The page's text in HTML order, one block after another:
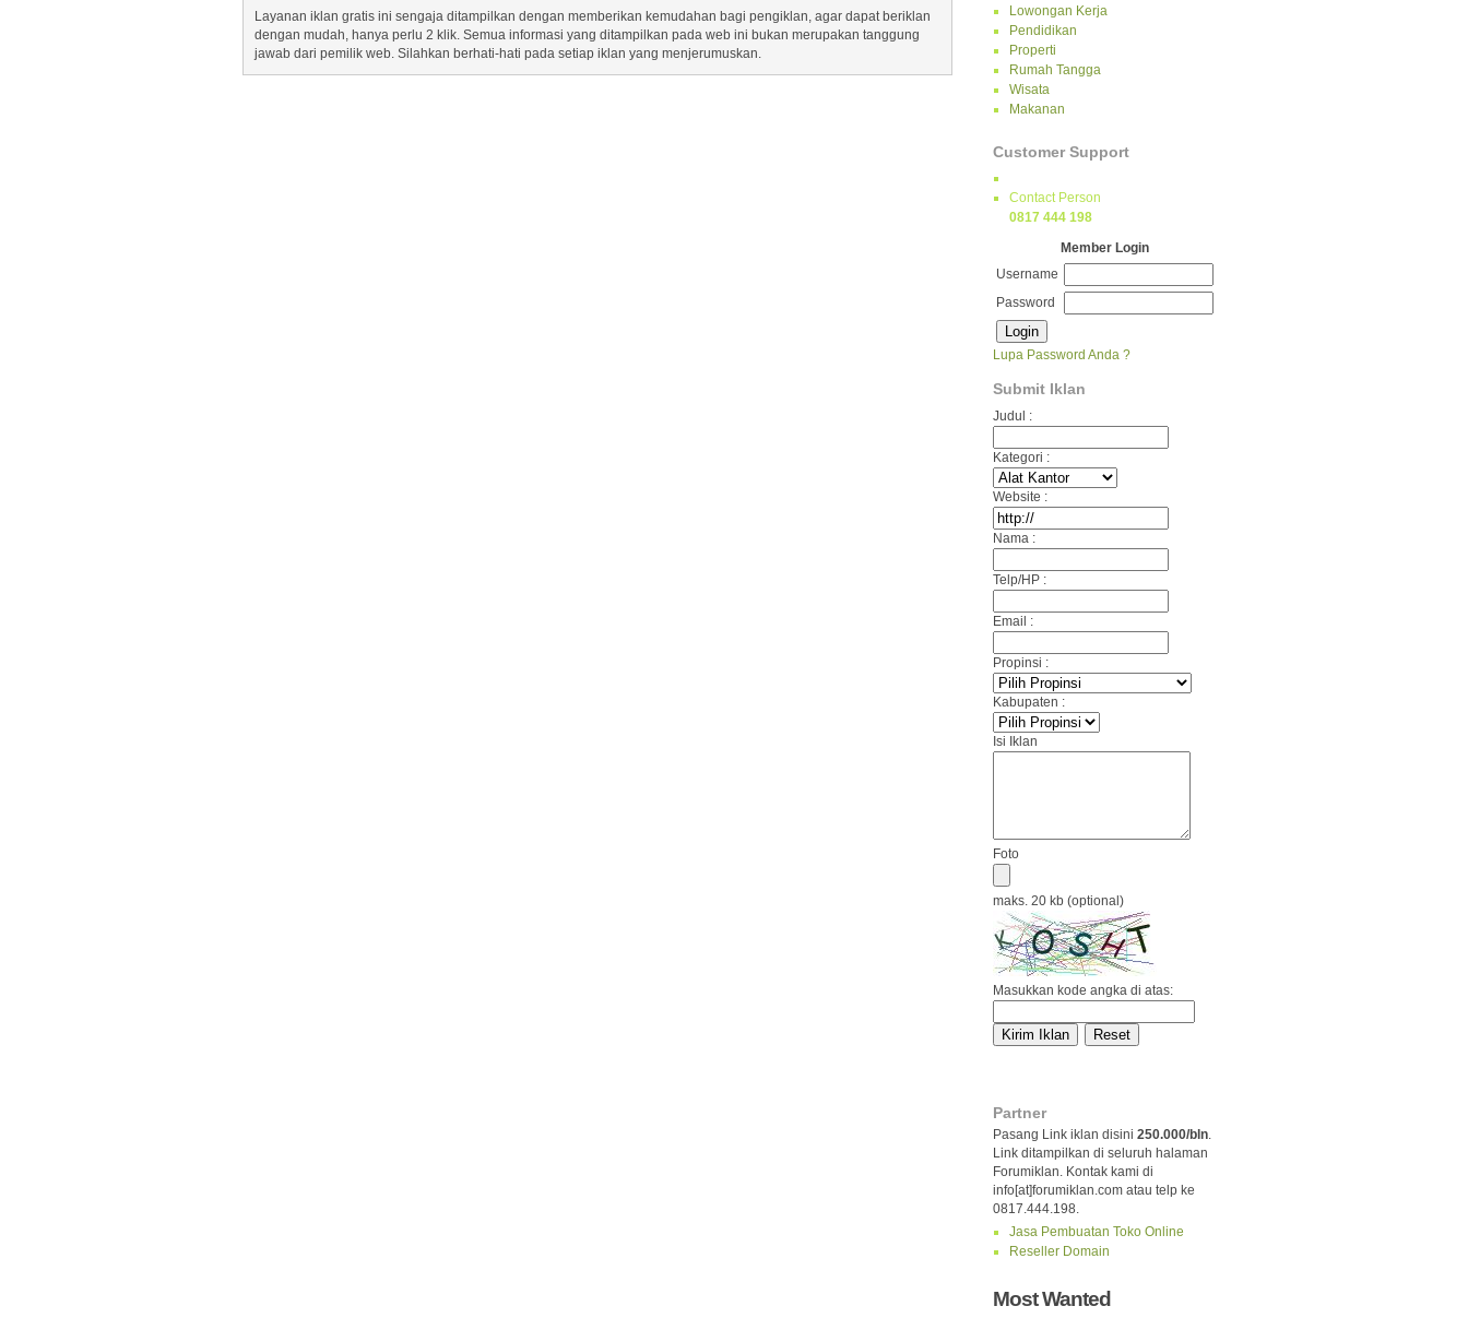
Lowongan Kerja
Pendidikan
Properti
Rumah Tangga
Wisata
Makanan
Customer Support
Contact Person
0817 444 198
Member Login
Username
Password
Lupa Password Anda ?
Submit Iklan
Judul :
Kategori :
Website :
Nama :
Telp/HP :
Email :
Propinsi :
Kabupaten :
Isi Iklan
Foto
maks. 20 kb (optional)
Masukkan kode angka di atas:
Partner
Pasang Link iklan disini 250.000/bln.
Link ditampilkan di seluruh halaman
Forumiklan. Kontak kami di
info[at]forumiklan.com atau telp ke
0817.444.198.
Jasa Pembuatan Toko Online
Reseller Domain
Most Wanted
Layanan iklan gratis ini sengaja ditampilkan dengan memberikan kemudahan bagi pengiklan, agar dapat beriklan
dengan mudah, hanya perlu 2 klik. Semua informasi yang ditampilkan pada web ini bukan merupakan tanggung
jawab dari pemilik web. Silahkan berhati-hati pada setiap iklan yang menjerumuskan.